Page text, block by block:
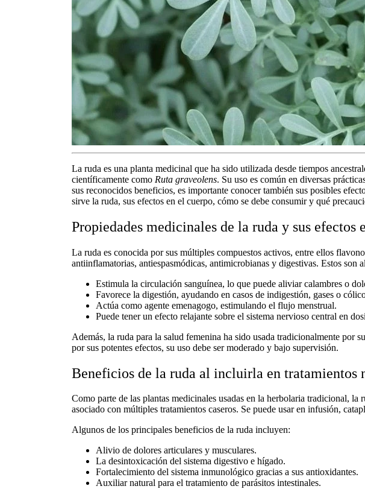
La ruda es una planta medicinal que ha sido utilizada desde tiempos
científicamente como Ruta graveolens. Su uso es común en diversas
sus reconocidos beneficios, es importante conocer también sus posibles
sirve la ruda, sus efectos en el cuerpo, cómo se debe consumir y qué
Propiedades medicinales de la ruda y sus efectos
La ruda es conocida por sus múltiples compuestos activos, entre ellos
antiinflamatorias, antiespasmódicas, antimicrobianas y digestivas. Estos son
Estimula la circulación sanguínea, lo que puede aliviar calambres o
Favorece la digestión, ayudando en casos de indigestión, gases o
Actúa como agente emenagogo, estimulando el flujo menstrual.
Puede tener un efecto relajante sobre el sistema nervioso central en
Además, la ruda para la salud femenina ha sido usada tradicionalmente por
por sus potentes efectos, su uso debe ser moderado y bajo supervisión.
Beneficios de la ruda al incluirla en tratamientos
Como parte de las plantas medicinales usadas en la herbolaria tradicional, la
asociado con múltiples tratamientos caseros. Se puede usar en infusión,
Algunos de los principales beneficios de la rudaincluyen:
Alivio de dolores articulares y musculares.
La desintoxicación del sistema digestivo e hígado.
Fortalecimiento del sistema inmunológico gracias a sus antioxidantes.
Auxiliar natural para el tratamiento de parásitos intestinales.